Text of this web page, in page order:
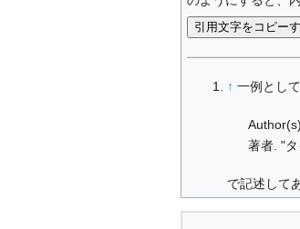
引用文字をコピー
↑ 一例として
著者. "
で記述して